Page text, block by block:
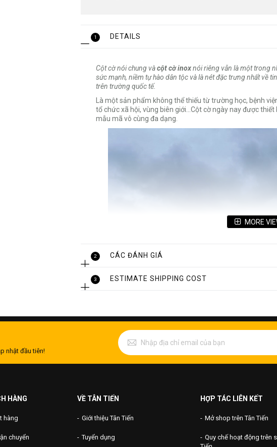
1 DETAILS
Cột cờ nói chung vàcột cờ inoxnói riêng vẫn là một trong
sức mạnh, niềm tự hào dân tộc và là nét đặc trưng nhất về
trên trường quốc tế.
Là một sản phẩm không thể thiếu từ trường học, bệnh
tổ chức xã hội, vùng biên giới…Cột cờ ngày nay được
mẫu mã vô cùng đa dạng.
Cột cờ inox cao 28m tại quảng
MORE
2 CÁC ĐÁNH GIÁ
3 ESTIMATE SHIPPING COST
nhật đầu tiên!
HÀNG
hàng
chuyển
VỀ TÂN TIẾN
Giới thiệu Tân Tiến
Tuyển dụng
HỢP TÁC LIÊN KẾT
Mở shop trên Tân Tiến
Quy chế hoạt động trên